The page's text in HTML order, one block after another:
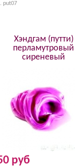
put07
Хэндгам (путти)
перламутровый
сиреневый
руб